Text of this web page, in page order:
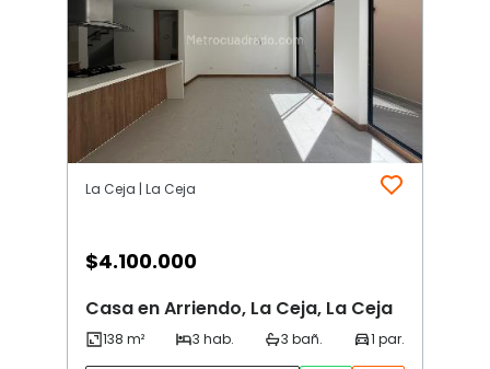
La Ceja | La Ceja
$4.100.000
Casa en Arriendo, La Ceja, La Ceja